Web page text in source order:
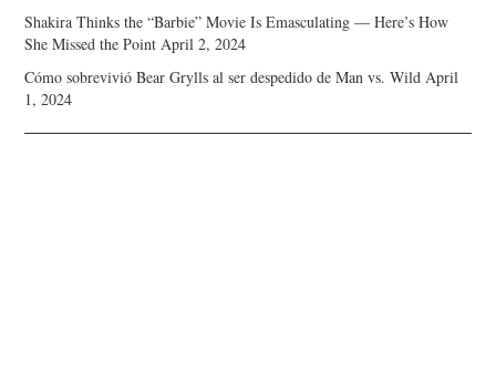
Shakira Thinks the “Barbie” Movie Is Emasculating — Here’s How
She Missed the Point April 2, 2024
Cómo sobrevivió Bear Grylls al ser despedido de Man vs. Wild April
1, 2024